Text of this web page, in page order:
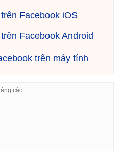
Facebook iOS
Facebook Android
trên máy tính